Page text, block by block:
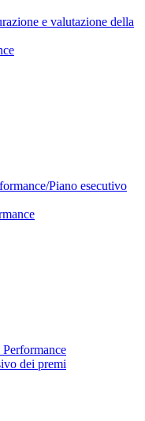
e valutazione della
Piano esecutivo
dei premi